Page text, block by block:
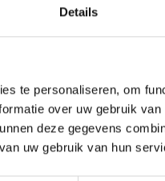
Details
te personaliseren, om
over uw gebruik
deze gegevens
uw gebruik van hun
op basis van 0